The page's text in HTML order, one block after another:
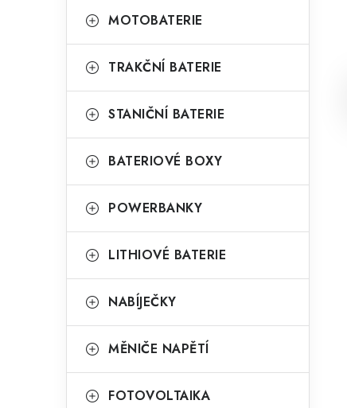
MOTOBATERIE
TRAKČNÍ BATERIE
STANIČNÍ BATERIE
BATERIOVÉ BOXY
POWERBANKY
LITHIOVÉ BATERIE
NABÍJEČKY
MĚNIČE NAPĚTÍ
FOTOVOLTAIKA